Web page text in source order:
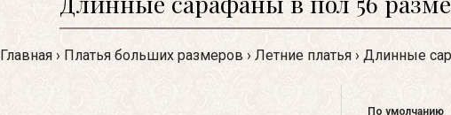
Главная Платья больших размеров Летние платья Длинные